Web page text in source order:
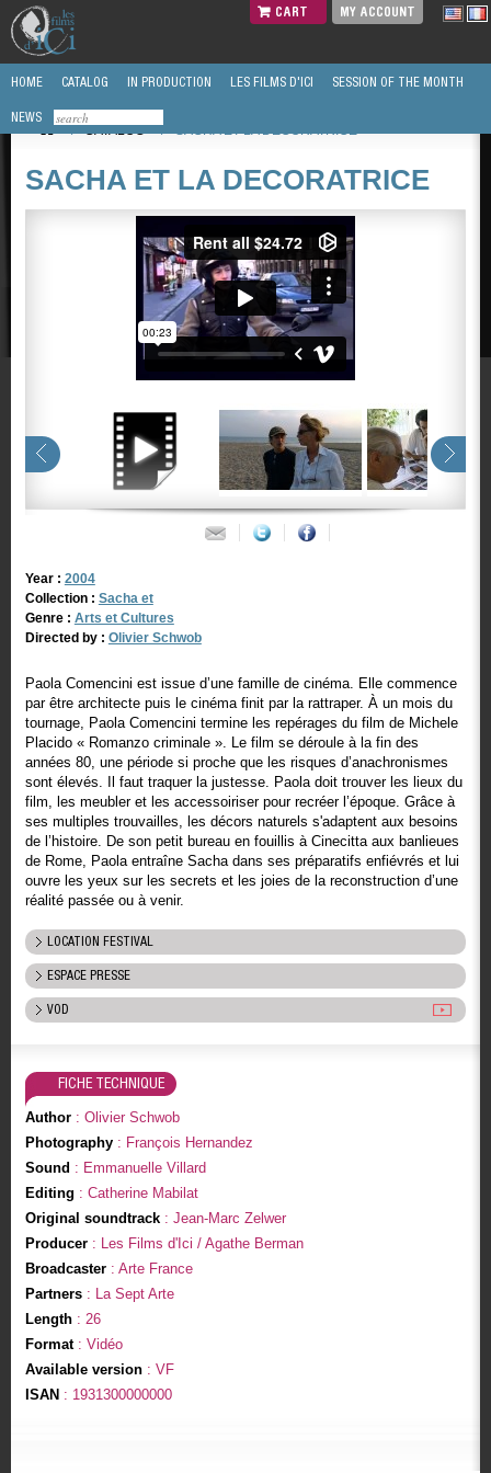
CART MY ACCOUNT
HOME CATALOG IN PRODUCTION LES FILMS D'ICI SESSION OF THE MONTH
NEWS
/
CATALOG / SACHA ET LA DECORATRICE
SACHA ET LA DECORATRICE
Year : 2004
Collection : Sacha et
Genre : Arts et Cultures
Directed by : Olivier Schwob
Paola Comencini est issue d’une famille de cinéma. Elle commence
par être architecte puis le cinéma finit par la rattraper. À un mois du
tournage, Paola Comencini termine les repérages du film de Michele
Placido « Romanzo criminale ». Le film se déroule à la fin des
années 80, une période si proche que les risques d’anachronismes
sont élevés. Il faut traquer la justesse. Paola doit trouver les lieux du
film, les meubler et les accessoiriser pour recréer l’époque. Grâce à
ses multiples trouvailles, les décors naturels s'adaptent aux besoins
de l’histoire. De son petit bureau en fouillis à Cinecitta aux banlieues
de Rome, Paola entraîne Sacha dans ses préparatifs enfiévrés et lui
ouvre les yeux sur les secrets et les joies de la reconstruction d’une
réalité passée ou à venir.
LOCATION FESTIVAL
ESPACE PRESSE
VOD
FICHE TECHNIQUE
Author: Olivier Schwob
Photography: François Hernandez
Sound : Emmanuelle Villard
Editing : Catherine Mabilat
Original soundtrack: Jean-Marc Zelwer
Producer: Les Films d'Ici / Agathe Berman
Broadcaster: Arte France
Partners: La Sept Arte
Length: 26
Format: Vidéo
Available version: VF
ISAN : 1931300000000